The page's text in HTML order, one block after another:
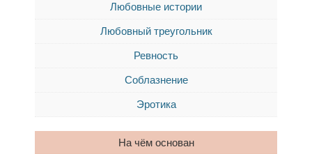
Любовные истории
Любовный треугольник
Ревность
Соблазнение
Эротика
На чём основан